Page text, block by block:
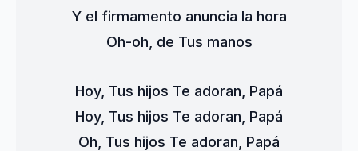
Y el firmamento anuncia la hora
Oh-oh, de Tus manos
Hoy, Tus hijos Te adoran, Papá
Hoy, Tus hijos Te adoran, Papá
Oh, Tus hijos Te adoran, Papá